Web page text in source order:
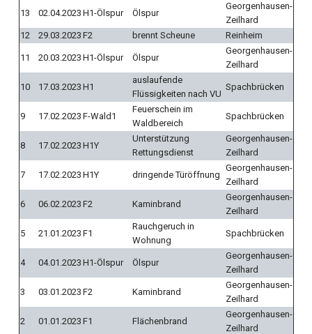
13 02.04.2023 H1-Ölspur Ölspur
Georgenhausen-
Zeilhard
12
29.03.2023 F2 brennt Scheune Reinheim
11 20.03.2023 H1-Ölspur Ölspur
Georgenhausen-
Zeilhard
10 17.03.2023 H1
auslaufende
Flüssigkeiten nach VU
Spachbrücken
9 17.02.2023 F-Wald1
Feuerschein im
Waldbereich
Spachbrücken
8 17.02.2023 H1Y
Unterstützung
Rettungsdienst
Georgenhausen-
Zeilhard
7 17.02.2023 H1Y dringende Türöffnung
Georgenhausen-
Zeilhard
6 06.02.2023 F2 Kaminbrand
Georgenhausen-
Zeilhard
5 21.01.2023 F1
Rauchgeruch in
Wohnung
Spachbrücken
4 04.01.2023 H1-Ölspur Ölspur
Georgenhausen-
Zeilhard
3 03.01.2023 F2 Kaminbrand
Georgenhausen-
Zeilhard
2 01.01.2023 F1 Flächenbrand
Georgenhausen-
Zeilhard